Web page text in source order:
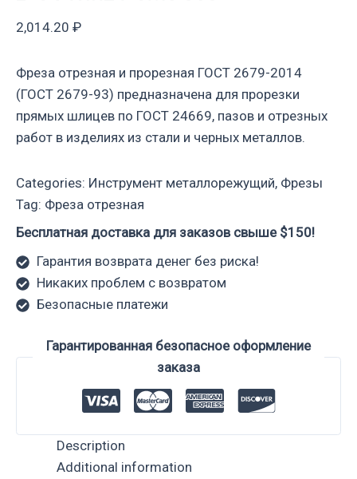
2,014.20 ₽
Фреза отрезная и прорезная ГОСТ 2679-2014
(ГОСТ 2679-93) предназначена для прорезки
прямых шлицев по ГОСТ 24669, пазов и отрезных
работ в изделиях из стали и черных металлов.
Categories: Инструмент металлорежущий, Фрезы
Tag: Фреза отрезная
Бесплатная доставка для заказов свыше $150!
Гарантия возврата денег без риска!
Никаких проблем с возвратом
Безопасные платежи
Гарантированная безопасное оформление
заказа
Description
Additional information